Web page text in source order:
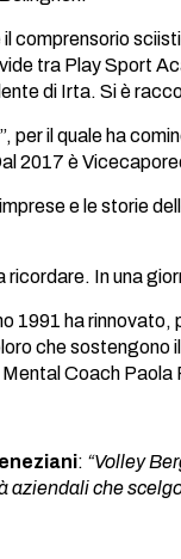
tra Play Sport
di Irta. Si è
per il quale ha
2017 è
e le storie
In una
1991 ha
che
Coach
: “Volley
aziendali che